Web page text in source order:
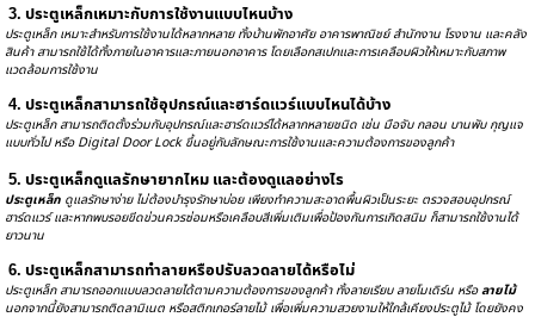
3. ประตูเหล็กเหมาะกับการใช้งานแบบไหนบ้าง
ประตูเหล็ก เหมาะสำหรับการใช้งานได้หลากหลาย ทั้งบ้านพักอาศัย อาคารพาณิชย์ สำนักงาน โรงงาน และคลัง
สินค้า สามารถใช้ได้ทั้งภายในอาคารและภายนอกอาคาร โดยเลือกสเปกและการเคลือบผิวให้เหมาะกับสภาพ
แวดล้อมการใช้งาน
4. ประตูเหล็กสามารถใช้อุปกรณ์และฮาร์ดแวร์แบบไหนได้บ้าง
ประตูเหล็ก สามารถติดตั้งร่วมกับอุปกรณ์และฮาร์ดแวร์ได้หลากหลายชนิด เช่น มือจับ กลอน บานพับ กุญแจ
แบบทั่วไป หรือ Digital Door Lock ขึ้นอยู่กับลักษณะการใช้งานและความต้องการของลูกค้า
5. ประตูเหล็กดูแลรักษายากไหม และต้องดูแลอย่างไร
ประตูเหล็ก ดูแลรักษาง่าย ไม่ต้องบำรุงรักษาบ่อย เพียงทำความสะอาดพื้นผิวเป็นระยะ ตรวจสอบอุปกรณ์
ฮาร์ดแวร์ และหากพบรอยขีดข่วนควรซ่อมหรือเคลือบสีเพิ่มเติมเพื่อป้องกันการเกิดสนิม ก็สามารถใช้งานได้
ยาวนาน
6. ประตูเหล็กสามารถทำลายหรือปรับลวดลายได้หรือไม่
ประตูเหล็ก สามารถออกแบบลวดลายได้ตามความต้องการของลูกค้า ทั้งลายเรียบ ลายโมเดิร์น หรือ ลายไม้
นอกจากนี้ยังสามารถติดลามิเนต หรือสติกเกอร์ลายไม้ เพื่อเพิ่มความสวยงามให้ใกล้เคียงประตูไม้ โดยยังคง